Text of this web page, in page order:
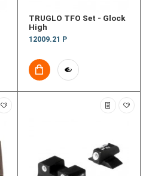
TRUGLO TFO Set - Glock
High
12009.21 Р